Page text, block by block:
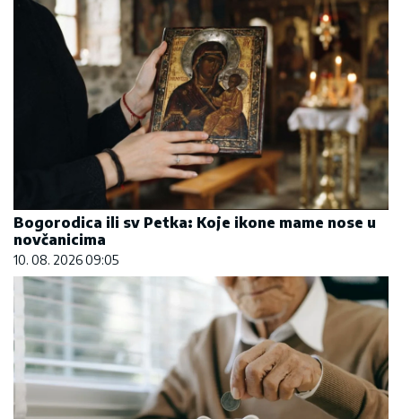
Bogorodica ili sv Petka: Koje ikone mame nose u
novčanicima
10. 08. 2026 09:05